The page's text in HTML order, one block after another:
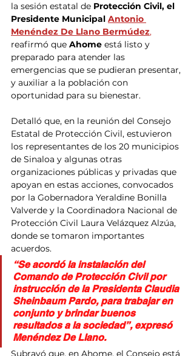
la sesión estatal de Protección Civil, el
Presidente Municipal Antonio
Menéndez De Llano Bermúdez,
reafirmó que Ahome está listo y
preparado para atender las
emergencias que se pudieran presentar,
y auxiliar a la población con
oportunidad para su bienestar.
Detalló que, en la reunión del Consejo
Estatal de Protección Civil, estuvieron
los representantes de los 20 municipios
de Sinaloa y algunas otras
organizaciones públicas y privadas que
apoyan en estas acciones, convocados
por la Gobernadora Yeraldine Bonilla
Valverde y la Coordinadora Nacional de
Protección Civil Laura Velázquez Alzúa,
donde se tomaron importantes
acuerdos.
“Se acordó la instalación del
Comando de Protección Civil por
instrucción de la Presidenta Claudia
Sheinbaum Pardo, para trabajar en
conjunto y brindar buenos
resultados a la sociedad”, expresó
Menéndez De Llano.
Subrayó que, en Ahome, el Consejo está